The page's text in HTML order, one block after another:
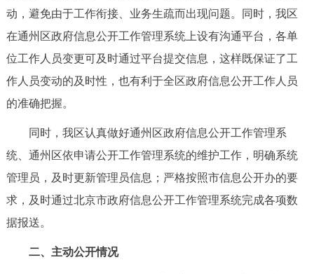
动，避免由于工作衔接、业务生疏而出现问题。同时，我区
在通州区政府信息公开工作管理系统上设有沟通平台，各单
位工作人员变更可及时通过平台提交信息，这样既保证了工
作人员变动的及时性，也有利于全区政府信息公开工作人员
的准确把握。
同时，我区认真做好通州区政府信息公开工作管理系
统、通州区依申请公开工作管理系统的维护工作，明确系统
管理员，及时更新管理员信息；严格按照市信息公开办的要
求，及时通过北京市政府信息公开工作管理系统完成各项数
据报送。
二、主动公开情况